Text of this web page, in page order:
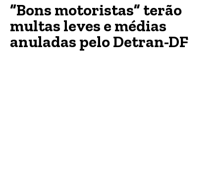
“Bons motoristas” terão
multas leves e médias
anuladas pelo Detran-DF